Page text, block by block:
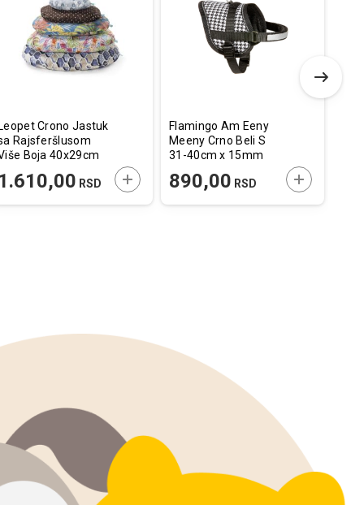
U KORPU
Crono Jastuk
Rajsferšlusom
Boja 40x29cm
1.610,00 RSD DODAJTE U KORPU
Flamingo Am Eeny
Meeny Crno Beli S
31-40cm x 15mm
890,00 RSD DODAJTE U